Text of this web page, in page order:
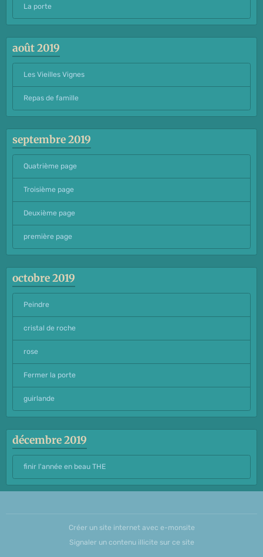
La porte
août 2019
Les Vieilles Vignes
Repas de famille
septembre 2019
Quatrième page
Troisième page
Deuxième page
première page
octobre 2019
Peindre
cristal de roche
rose
Fermer la porte
guirlande
décembre 2019
finir l'année en beau THE
Créer un site internet avec e-monsite
Signaler un contenu illicite sur ce site